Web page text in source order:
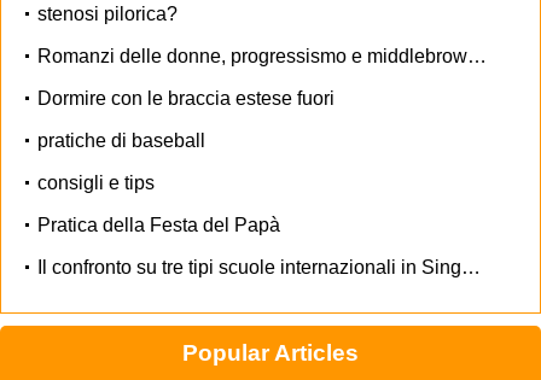
stenosi pilorica?
Romanzi delle donne, progressismo e middlebrow d'autore tra l'Wars
Dormire con le braccia estese fuori
pratiche di baseball
consigli e tips
Pratica della Festa del Papà
Il confronto su tre tipi scuole internazionali in Singapore- parte terza
Popular Articles